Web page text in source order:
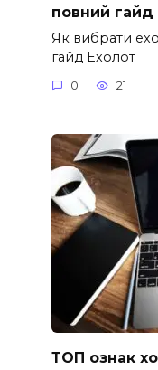
повний гайд
Як вибрати
гайд Ехолот
0 21
ТОП ознак